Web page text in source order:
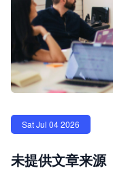
Sat Jul 04 2026
未提供文章来源